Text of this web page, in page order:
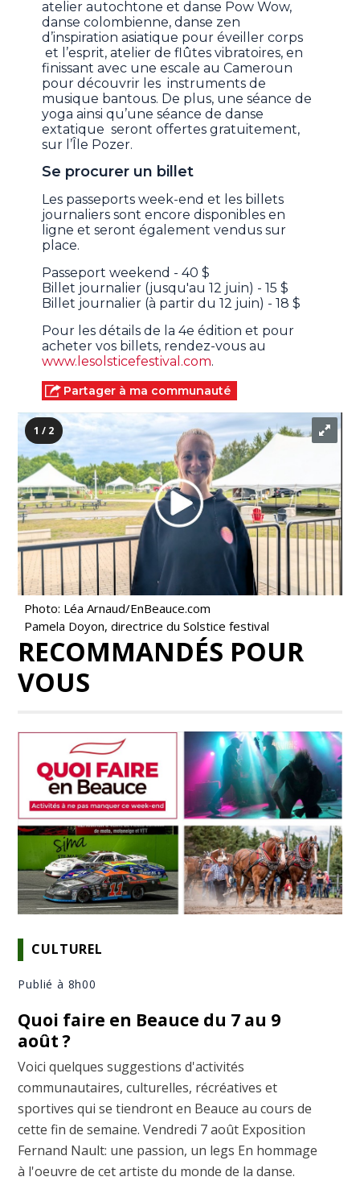
atelier autochtone et danse Pow Wow,
danse colombienne, danse zen
d’inspiration asiatique pour éveiller corps
et l’esprit, atelier de flûtes vibratoires, en
finissant avec une escale au Cameroun
pour découvrir les instruments de
musique bantous. De plus, une séance de
yoga ainsi qu’une séance de danse
extatique seront offertes gratuitement,
sur l’Île Pozer.
Se procurer un billet
Les passeports week-end et les billets
journaliers sont encore disponibles en
ligne et seront également vendus sur
place.
Passeport weekend - 40 $
Billet journalier (jusqu'au 12 juin) - 15 $
Billet journalier (à partir du 12 juin) - 18 $
Pour les détails de la 4e édition et pour
acheter vos billets, rendez-vous au
www.lesolsticefestival.com.
Partager à ma communauté
1 / 2
Photo: Léa Arnaud/EnBeauce.com
Pamela Doyon, directrice du Solstice festival
RECOMMANDÉS POUR
VOUS
CULTUREL
Publié à 8h00
Quoi faire en Beauce du 7 au 9
août ?
Voici quelques suggestions d'activités
communautaires, culturelles, récréatives et
sportives qui se tiendront en Beauce au cours de
cette fin de semaine. Vendredi 7 août Exposition
Fernand Nault: une passion, un legs En hommage
à l'oeuvre de cet artiste du monde de la danse.